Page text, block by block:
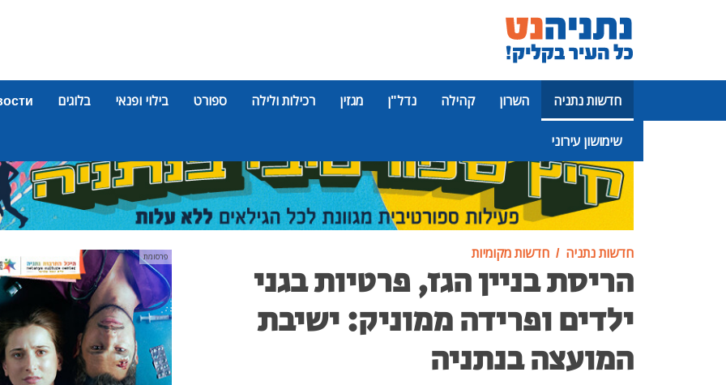
חדשות נתניה השרון קהילה נדל"ן מגזין רכילות ולילה ספורט בילוי ופנאי בלוגים
שימושון עירוני
פרסומת
חדשות נתניה חדשות מקומיות
הריסת בניין הגז, פרטיות בגני
ילדים ופרידה ממוניק: ישיבת
המועצה בנתניה
פרסומת